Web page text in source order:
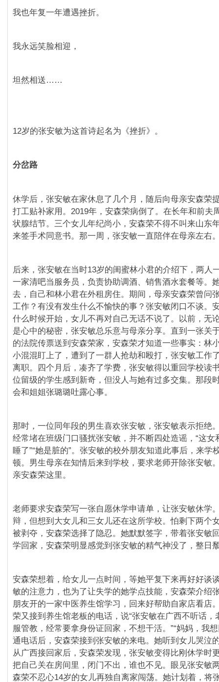
我也年复一年遭遇挫折。
我永远笑脸相迎，
坦然相送……
12岁的张安敏为这首诗起名为《挫折》。
分岔路
休学后，张安敏在家休息了几个月，随后向母亲安森荣
打工贴补家用。2019年，安森荣病倒了。在长年和前夫
状腺结节。三个女儿年纪尚小，安森荣不得不叫来山东
来签手术同意书。那一周，张安敏一直陪伴在母亲左右
后来，张安敏在当时13岁的闺蜜林小君的介绍下，两人
一家清吧当服务员，负责协助调酒、销售酒水套餐等。
去，自己和林小君在外租房住。期间，母亲安森荣曾问
工作？有没有发生什么不愉快的事？张安敏闭口不谈。
什么时候开始，女儿不再对自己无话不说了。以前，无
是心中的秘密，张安敏总乐意与母亲分享。直到一张关
的法院传票送到安森荣家，安森荣才知道一些事实：林
小混混盯上了，遭到了一群人抢劫和殴打，张安敏工作
离职。四个月后，凑齐了学费，张安敏得以重回学校读
位留级的学生感到新奇，但没人与她有过多交集。那段
会和姐姐张璐璐吐露心事。
那时，一位同年段的男生喜欢张安敏，张安敏表示拒绝
经常堵在班级门口骚扰张安敏，并不断四处造谣，“这女
睡了”“她是脏的”。张安敏的校外朋友知道此事后，来学
顿。男生母亲在知情后来到学校，要求老师开除张安敏
亲安森荣这里。
老师要求安森荣写一张自愿休学申请单，让张安敏休学
辩，但想到大女儿和三女儿还在这所学校。怕剩下两个
被剥夺，安森荣选择了隐忍。她默默签字，带着张安敏
学回家，安森荣明显感觉到张安敏的精气神没了，整日
安森荣想着，给女儿一点时间，等她平复下来再好好谈
敏的注意力，也为了让失学的她学点技能，安森荣介绍
朋友开的一家中医养生馆学习，回来好帮助自家店看店
荣又接到养生馆老板的电话，说“张安敏在广西不听话，
服管教，经常要拿身份证回家，不想干活。”“妈妈，我
通电话后，安森荣接到张安敏的来电。她听到女儿哭泣
从广西接回家后，安森荣发现，张安敏变得比刚休学时
把自己关在房间里，闭门不出，谁也不见。眼见张安敏
森荣不忍心14岁的女儿再独自离家闯荡。她计划着，将